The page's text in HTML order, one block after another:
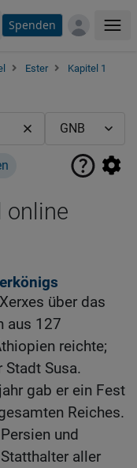
Spenden
Ester
Kapitel 1
online
über das
aus 127
reichte;
Susa.
gab er ein Fest
Reiches.
und
aller